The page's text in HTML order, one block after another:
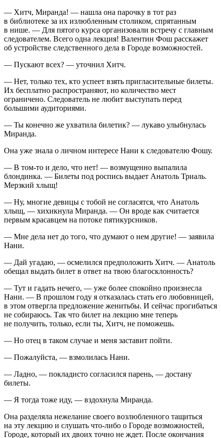
— Хитч, Миранда! — нашла она парочку в тот раз
в библиотеке за их излюбленным столиком, спрятанным
в нише. — Для пятого курса организовали встречу с главным
следователем. Всего одна лекция! Валентин Фош расскажет
об устройстве следственного дела в Городе возможностей.
— Пускают всех? — уточнил Хитч.
— Нет, только тех, кто успеет взять пригласительные билеты.
Их бесплатно распространяют, но количество мест
ограничено. Следователь не любит выступать перед
большими аудиториями.
— Ты конечно же ухватила билетик? — лукаво улыбнулась
Миранда.
Она уже знала о личном интересе Нани к следователю Фошу.
— В том-то и дело, что нет! — возмущенно выпалила
блондинка. — Билеты под роспись выдает Анатоль Триаль.
Мерзкий хлыщ!
— Ну, многие девицы с тобой не согласятся, что Анатоль
хлыщ, — хихикнула Миранда. — Он вроде как считается
первым красавцем на потоке пятикурсников.
— Мне дела нет до того, что думают о нем другие! — заявила
Нани.
— Дай угадаю, — осмелился предположить Хитч. — Анатоль
обещал выдать билет в ответ на твою благосклонность?
— Тут и гадать нечего, — уже более спокойно произнесла
Нани. — В прошлом году я отказалась стать его любовницей,
в этом отвергла предложение женитьбы. И сейчас прогибаться
не собираюсь. Так что билет на лекцию мне теперь
не получить, только, если ты, Хитч, не поможешь.
— Но отец в таком случае и меня заставит пойти.
— Пожалуйста, — взмолилась Нани.
— Ладно, — покладисто согласился парень, — достану
билеты.
— Я тогда тоже иду, — вздохнула Миранда.
Она разделяла нежелание своего возлюбленного тащиться
на эту лекцию и слушать что-либо о Городе возможностей,
Городе, который их двоих точно не ждет. После окончания